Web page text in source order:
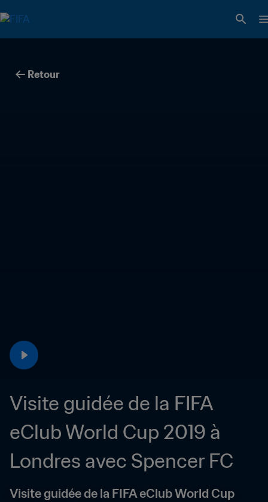
Retour
Visite guidée de la FIFA
eClub World Cup 2019 à
Londres avec Spencer FC
Visite guidée de la FIFA eClub World Cup